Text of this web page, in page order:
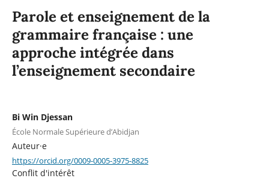
Parole et enseignement de la
grammaire française : une
approche intégrée dans
l’enseignement secondaire
Bi Win Djessan
École Normale Supérieure d’Abidjan
Auteur·e
https://orcid.org/0009-0005-3975-8825
Conflit d'intérêt